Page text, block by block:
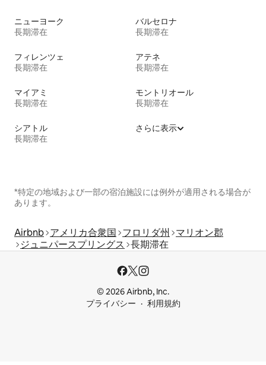
ニューヨーク
長期滞在
バルセロナ
長期滞在
フィレンツェ
長期滞在
アテネ
長期滞在
マイアミ
長期滞在
モントリオール
長期滞在
シアトル
長期滞在
さらに表示
*特定の地域および一部の宿泊施設には例外が適用される場合が
あります。
Airbnb アメリカ合衆国 フロリダ州
マリオン郡
ジュニパースプリングス 長期滞在
© 2026 Airbnb, Inc.
プライバシー
利用規約